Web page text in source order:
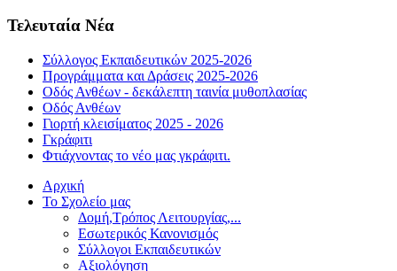
Τελευταία Νέα
Σύλλογος Εκπαιδευτικών 2025-2026
Προγράμματα και Δράσεις 2025-2026
Οδός Ανθέων - δεκάλεπτη ταινία μυθοπλασίας
Οδός Ανθέων
Γιορτή κλεισίματος 2025 - 2026
Γκράφιτι
Φτιάχνοντας το νέο μας γκράφιτι.
Αρχική
Το Σχολείο μας
Δομή,Τρόπος Λειτουργίας,...
Εσωτερικός Κανονισμός
Σύλλογοι Εκπαιδευτικών
Αξιολόγηση